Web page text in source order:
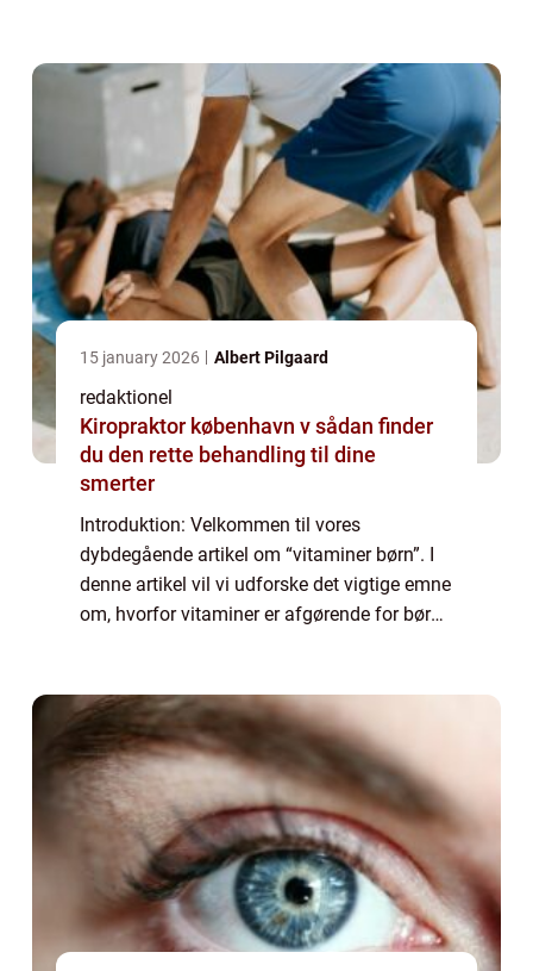
15 january 2026 Albert Pilgaard
redaktionel
Kiropraktor københavn v sådan finder
du den rette behandling til dine
smerter
Introduktion: Velkommen til vores
dybdegående artikel om “vitaminer børn”. I
denne artikel vil vi udforske det vigtige emne
om, hvorfor vitaminer er afgørende for børns